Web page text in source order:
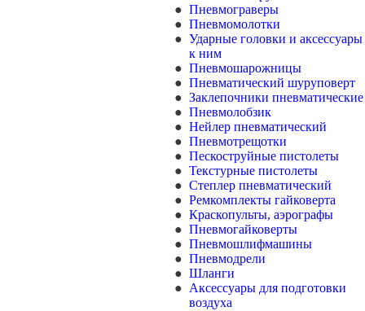
Пневмограверы
Пневмомолотки
Ударные головки и аксессуары
к ним
Пневмошарожницы
Пневматический шуруповерт
Заклепочники пневматические
Пневмолобзик
Нейлер пневматический
Пневмотрещотки
Пескоструйные пистолеты
Текстурные пистолеты
Степлер пневматический
Ремкомплекты гайковерта
Краскопульты, аэрографы
Пневмогайковерты
Пневмошлифмашины
Пневмодрели
Шланги
Аксессуары для подготовки
воздуха